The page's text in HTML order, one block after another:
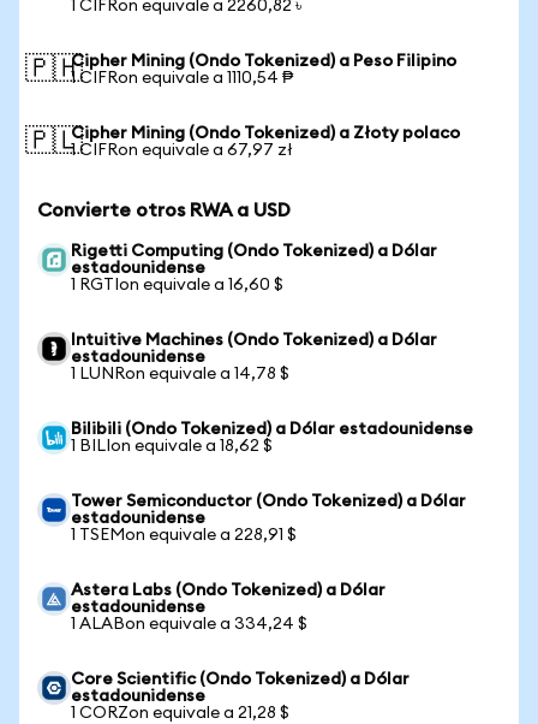
1 CIFRon equivale a 2260,82 ৳
🇵🇭Cipher Mining (Ondo Tokenized) a Peso Filipino
1 CIFRon equivale a 1110,54 ₱
🇵🇱Cipher Mining (Ondo Tokenized) a Złoty polaco
1 CIFRon equivale a 67,97 zł
Convierte otros RWA a USD
Rigetti Computing (Ondo Tokenized) a Dólar
estadounidense
1 RGTIon equivale a 16,60 $
Intuitive Machines (Ondo Tokenized) a Dólar
estadounidense
1 LUNRon equivale a 14,78 $
Bilibili (Ondo Tokenized) a Dólar estadounidense
1 BILIon equivale a 18,62 $
Tower Semiconductor (Ondo Tokenized) a Dólar
estadounidense
1 TSEMon equivale a 228,91 $
Astera Labs (Ondo Tokenized) a Dólar
estadounidense
1 ALABon equivale a 334,24 $
Core Scientific (Ondo Tokenized) a Dólar
estadounidense
1 CORZon equivale a 21,28 $